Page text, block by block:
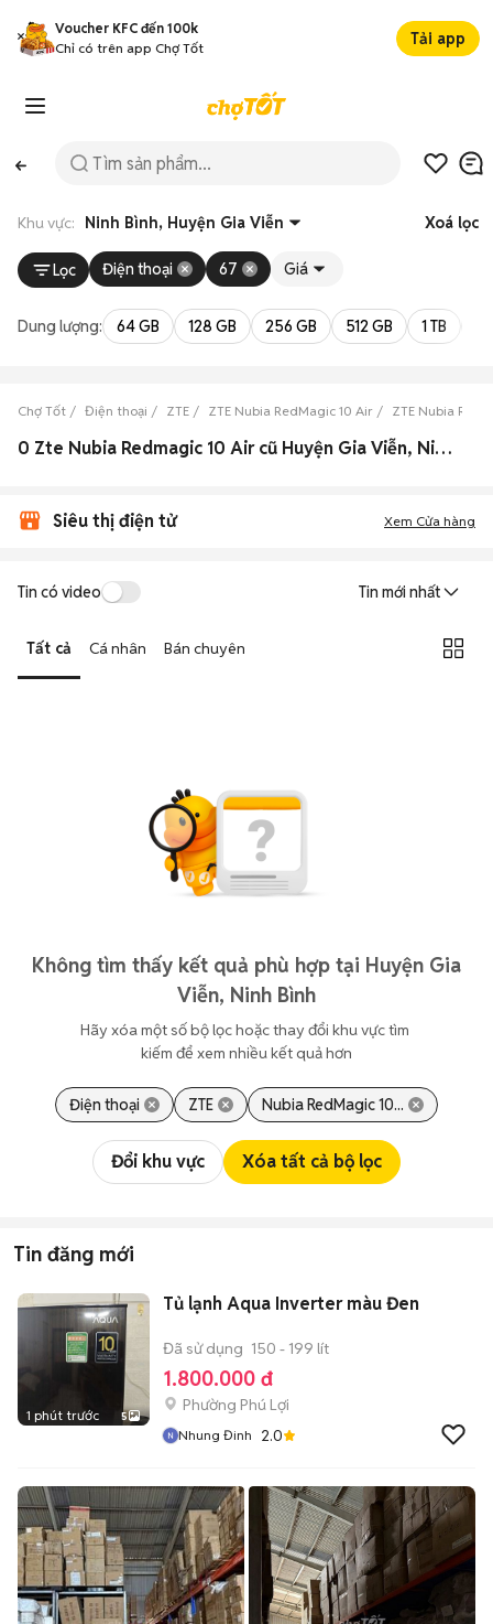
Voucher KFC đến 100k
Chỉ có trên app Chợ Tốt
Tải app
Khu vực: Ninh Bình, Huyện Gia Viễn Xoá lọc
Lọc Điện thoại 67 Giá
Dung lượng: 64 GB 128 GB 256 GB 512 GB 1 TB
Chợ Tốt Điện thoại ZTE ZTE Nubia RedMagic 10 Air ZTE Nubia
0 Zte Nubia Redmagic 10 Air cũ Huyện Gia Viễn, Ninh Bình đẹp
Siêu thị điện tử Xem Cửa hàng
Tin có video Tin mới nhất
Tất cả Cá nhân Bán chuyên
Không tìm thấy kết quả phù hợp tại Huyện Gia
Viễn, Ninh Bình
Hãy xóa một số bộ lọc hoặc thay đổi khu vực tìm
kiếm để xem nhiều kết quả hơn
Điện thoại ZTE Nubia RedMagic 10...
Đổi khu vực Xóa tất cả bộ lọc
Tin đăng mới
1 phút trước 5
Tủ lạnh Aqua Inverter màu Đen
Đã sử dụng 150 - 199 lít
1.800.000 đ
Phường Phú Lợi
Nhung Đinh 2.0